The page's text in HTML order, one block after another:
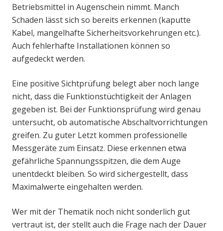
Betriebsmittel in Augenschein nimmt. Manch
Schaden lässt sich so bereits erkennen (kaputte
Kabel, mangelhafte Sicherheitsvorkehrungen etc.).
Auch fehlerhafte Installationen können so
aufgedeckt werden.
Eine positive Sichtprüfung belegt aber noch lange
nicht, dass die Funktionstüchtigkeit der Anlagen
gegeben ist. Bei der Funktionsprüfung wird genau
untersucht, ob automatische Abschaltvorrichtungen
greifen. Zu guter Letzt kommen professionelle
Messgeräte zum Einsatz. Diese erkennen etwa
gefährliche Spannungsspitzen, die dem Auge
unentdeckt bleiben. So wird sichergestellt, dass
Maximalwerte eingehalten werden.
Wer mit der Thematik noch nicht sonderlich gut
vertraut ist, der stellt auch die Frage nach der Dauer